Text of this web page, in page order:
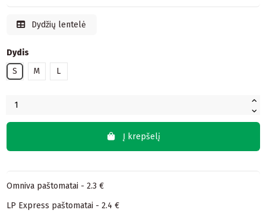
Dydžių lentelė
Dydis
S
M L
Į krepšelį
Omniva paštomatai - 2.3 €
LP Express paštomatai - 2.4 €